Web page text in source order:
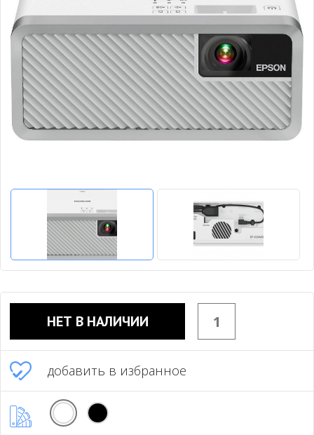
НЕТ В НАЛИЧИИ
добавить в избранное